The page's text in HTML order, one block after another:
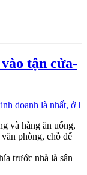
tận cửa-
và hàng ăn uống,
phòng, chỗ để
trước nhà là sân